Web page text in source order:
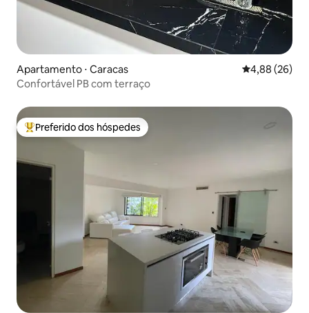
Apartamento ⋅ Caracas 4,88 de uma
4,88 (26)
Confortável PB com terraço
Entre os melhores preferidos dos hóspedes
Preferido dos hóspedes